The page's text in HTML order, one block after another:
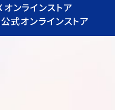
オンラインストア
式オンラインストア